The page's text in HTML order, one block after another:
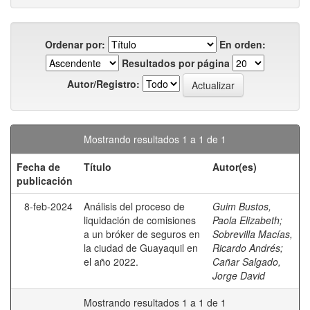
Ordenar por:
En orden:
Resultados por página
Autor/Registro:
Mostrando resultados 1 a 1 de 1
Fecha de
publicación
Título Autor(es)
8-feb-2024
Análisis del proceso de
liquidación de comisiones
a un bróker de seguros en
la ciudad de Guayaquil en
el año 2022.
Guim Bustos,
Paola Elizabeth;
Sobrevilla Macías,
Ricardo Andrés;
Cañar Salgado,
Jorge David
Mostrando resultados 1 a 1 de 1